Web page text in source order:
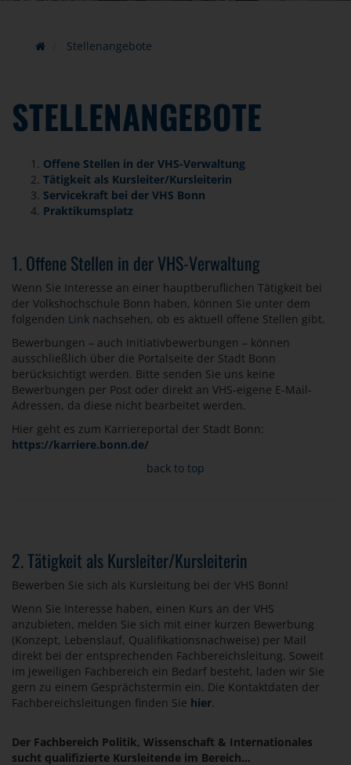
Stellenangebote
STELLENANGEBOTE
Offene Stellen in der VHS-Verwaltung
Tätigkeit als Kursleiter/Kursleiterin
Servicekraft bei der VHS Bonn
Praktikumsplatz
1. Offene Stellen in der VHS-Verwaltung
Wenn Sie Interesse an einer hauptberuflichen Tätigkeit bei
der Volkshochschule Bonn haben, können Sie unter dem
folgenden Link nachsehen, ob es aktuell offene Stellen gibt.
Bewerbungen – auch Initiativbewerbungen – können
ausschließlich über die Portalseite der Stadt Bonn
berücksichtigt werden. Bitte senden Sie uns keine
Bewerbungen per Post oder direkt an VHS-eigene E-Mail-
Adressen, da diese nicht bearbeitet werden.
Hier geht es zum Karriereportal der Stadt Bonn:
https://karriere.bonn.de/
back to top
2. Tätigkeit als Kursleiter/Kursleiterin
Bewerben Sie sich als Kursleitung bei der VHS Bonn!
Wenn Sie Interesse haben, einen Kurs an der VHS
anzubieten, melden Sie sich mit einer kurzen Bewerbung
(Konzept, Lebenslauf, Qualifikationsnachweise) per Mail
direkt bei der entsprechenden Fachbereichsleitung. Soweit
im jeweiligen Fachbereich ein Bedarf besteht, laden wir Sie
gern zu einem Gesprächstermin ein. Die Kontaktdaten der
Fachbereichsleitungen finden Sie hier.
Der Fachbereich Politik, Wissenschaft & Internationales
sucht qualifizierte Kursleitende im Bereich...